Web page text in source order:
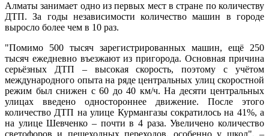
Алматы занимает одно из первых мест в стране по количеству
ДТП. За годы независимости количество машин в городе
выросло более чем в 10 раз.
"Помимо 500 тысяч зарегистрированных машин, ещё 250
тысяч ежедневно въезжают из пригорода. Основная причина
серьёзных ДТП – высокая скорость, поэтому с учётом
международного опыта на ряде центральных улиц скоростной
режим был снижен с 60 до 40 км/ч. На десяти центральных
улицах введено одностороннее движение. После этого
количество ДТП на улице Курмангазы сократилось на 41%, а
на улице Шевченко – почти в 4 раза. Увеличено количество
светофоров и пешеходных переходов, особенно у школ", –